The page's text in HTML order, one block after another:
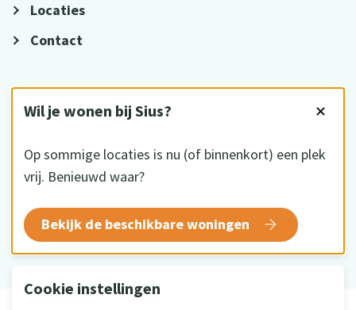
Wil je wonen bij Sius? ✕
Op sommige locaties is nu (of binnenkort) een plek
vrij. Benieuwd waar?
Bekijk de beschikbare woningen
Cookie instellingen
Locaties
Contact
HKZ gecertificeerd